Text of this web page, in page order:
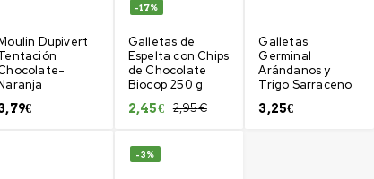
Dupivert
€
-17%
Galletas de
Espelta con Chips
de Chocolate
Biocop 250 g
2,95€
2,45€
Galletas
Germinal
Arándanos y
Trigo Sarraceno
3,25€
-3%